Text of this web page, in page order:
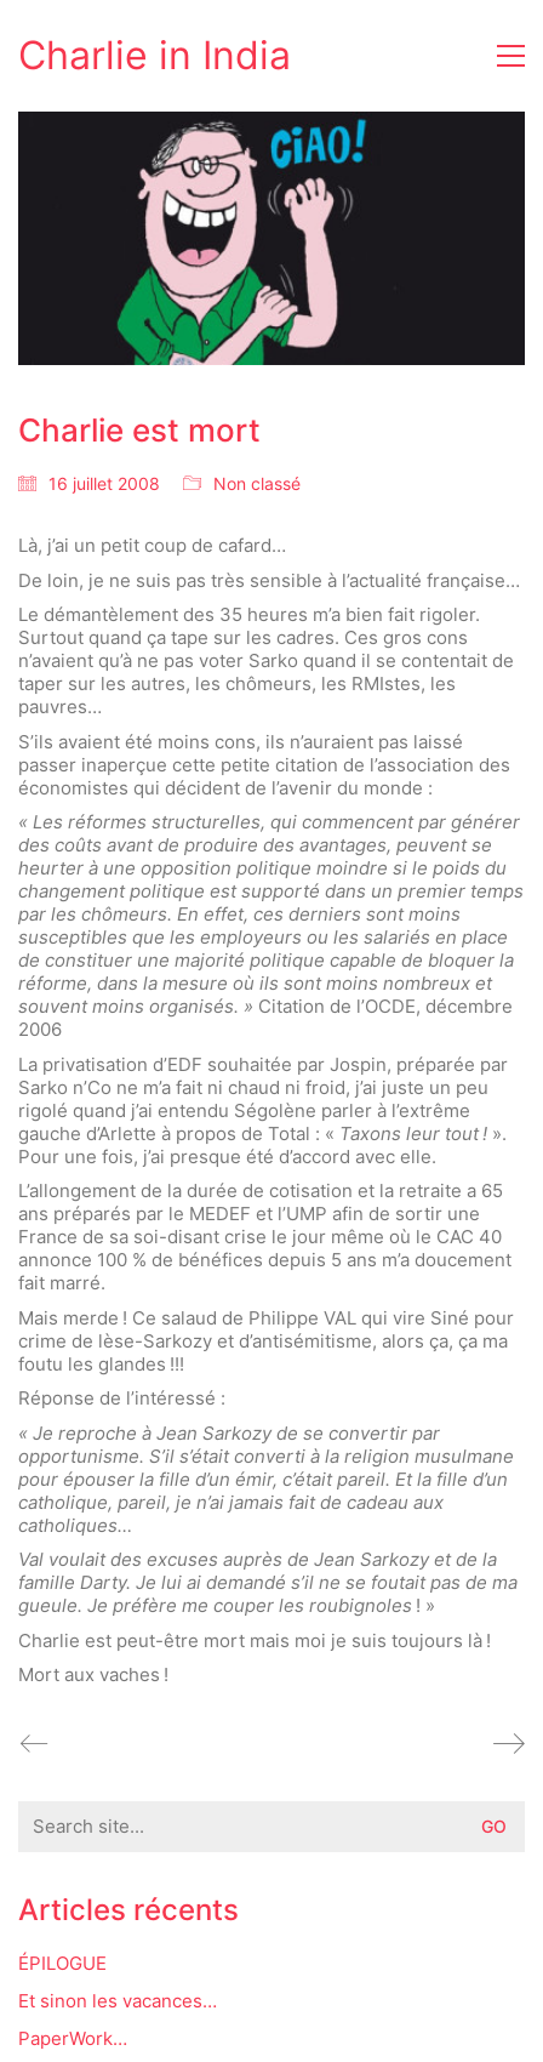
Charlie in India
Charlie est mort
16 juillet 2008 Non classé
Là, j’ai un petit coup de cafard…
De loin, je ne suis pas très sensible à l’actualité française…
Le démantèlement des 35 heures m’a bien fait rigoler.
Surtout quand ça tape sur les cadres. Ces gros cons
n’avaient qu’à ne pas voter Sarko quand il se contentait de
taper sur les autres, les chômeurs, les RMIstes, les
pauvres…
S’ils avaient été moins cons, ils n’auraient pas laissé
passer inaperçue cette petite citation de l’association des
économistes qui décident de l’avenir du monde :
« Les réformes structurelles, qui commencent par générer
des coûts avant de produire des avantages, peuvent se
heurter à une opposition politique moindre si le poids du
changement politique est supporté dans un premier temps
par les chômeurs. En effet, ces derniers sont moins
susceptibles que les employeurs ou les salariés en place
de constituer une majorité politique capable de bloquer la
réforme, dans la mesure où ils sont moins nombreux et
souvent moins organisés. » Citation de l’OCDE, décembre
2006
La privatisation d’EDF souhaitée par Jospin, préparée par
Sarko n’Co ne m’a fait ni chaud ni froid, j’ai juste un peu
rigolé quand j’ai entendu Ségolène parler à l’extrême
gauche d’Arlette à propos de Total : « Taxons leur tout ! ».
Pour une fois, j’ai presque été d’accord avec elle.
L’allongement de la durée de cotisation et la retraite a 65
ans préparés par le MEDEF et l’UMP afin de sortir une
France de sa soi-disant crise le jour même où le CAC 40
annonce 100 % de bénéfices depuis 5 ans m’a doucement
fait marré.
Mais merde ! Ce salaud de Philippe VAL qui vire Siné pour
crime de lèse-Sarkozy et d’antisémitisme, alors ça, ça ma
foutu les glandes !!!
Réponse de l’intéressé :
« Je reproche à Jean Sarkozy de se convertir par
opportunisme. S’il s’était converti à la religion musulmane
pour épouser la fille d’un émir, c’était pareil. Et la fille d’un
catholique, pareil, je n’ai jamais fait de cadeau aux
catholiques…
Val voulait des excuses auprès de Jean Sarkozy et de la
famille Darty. Je lui ai demandé s’il ne se foutait pas de ma
gueule. Je préfère me couper les roubignoles ! »
Charlie est peut-être mort mais moi je suis toujours là !
Mort aux vaches !
for:
Articles récents
ÉPILOGUE
Et sinon les vacances…
PaperWork…